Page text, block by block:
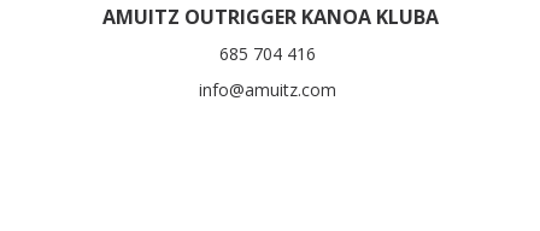
AMUITZ OUTRIGGER KANOA KLUBA
685 704 416
info@amuitz.com